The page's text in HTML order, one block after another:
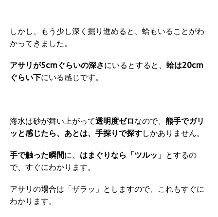
しかし、もう少し深く掘り進めると、蛤もいることがわ
かってきました。
アサリが5cmぐらいの深さにいるとすると、 蛤は20cm
ぐらい下にいる感じです。
海水は砂が舞い上がって透明度ゼロなので、 熊手でガリ
ッと感じたら、あとは、手探りで探すしかありません。
手で触った瞬間に、 はまぐりなら「ツルッ」 とするの
で、すぐにわかります。
アサリの場合は「ザラッ」としますので、これもすぐに
わかります。